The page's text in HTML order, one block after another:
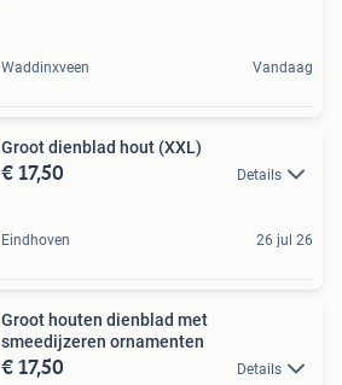
Waddinxveen Vandaag
Groot dienblad hout (XXL)
€ 17,50 Details
Eindhoven 26 jul 26
Groot houten dienblad met
smeedijzeren ornamenten
€ 17,50 Details